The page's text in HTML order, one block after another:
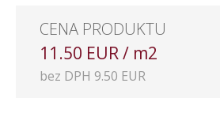
CENA PRODUKTU
11.50 EUR / m2
bez DPH 9.50 EUR